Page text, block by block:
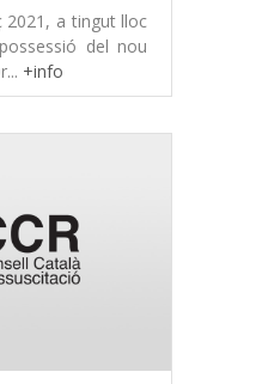
2021, a tingut lloc
del nou
+info